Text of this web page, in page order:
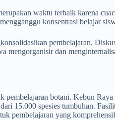
waktu terbaik karena
konsentrasi belajar
pembelajaran.
mengorganisir dan
botani. Kebun
15.000 spesies tumbuhan.
pembelajaran yang